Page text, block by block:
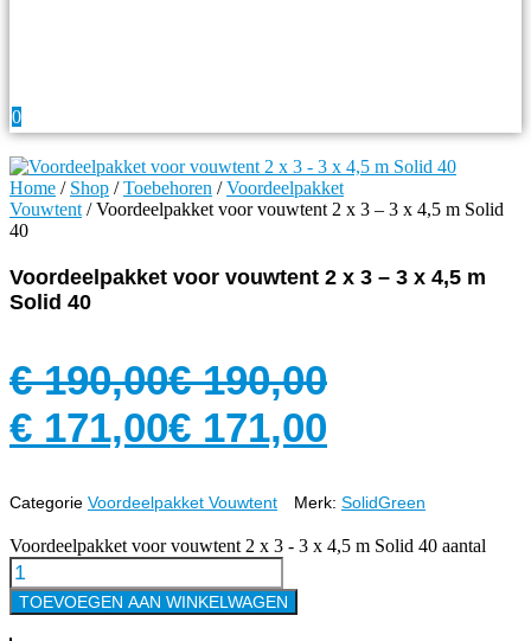
0
Home / Shop /Toebehoren /Voordeelpakket
Vouwtent / Voordeelpakket voor vouwtent 2 x 3 – 3 x 4,5 m Solid
40
Voordeelpakket voor vouwtent 2 x 3 – 3 x 4,5 m
Solid 40
€190,00€190,00
€ 171,00€ 171,00
Categorie Voordeelpakket Vouwtent Merk: SolidGreen
Voordeelpakket voor vouwtent 2 x 3 - 3 x 4,5 m Solid 40 aantal
TOEVOEGEN AAN WINKELWAGEN